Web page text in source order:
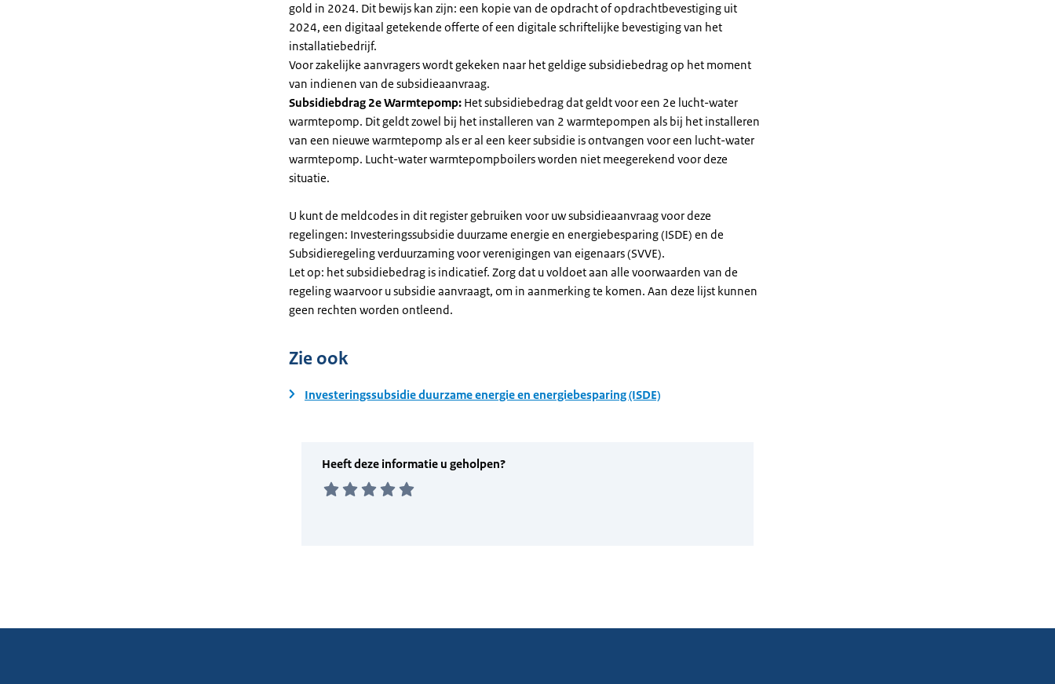
gold in 2024. Dit bewijs kan zijn: een kopie van de opdracht of opdrachtbevestiging uit
2024, een digitaal getekende offerte of een digitale schriftelijke bevestiging van het
installatiebedrijf.
Voor zakelijke aanvragers wordt gekeken naar het geldige subsidiebedrag op het moment
van indienen van de subsidieaanvraag.
Subsidiebdrag 2e Warmtepomp: Het subsidiebedrag dat geldt voor een 2e lucht-water
warmtepomp. Dit geldt zowel bij het installeren van 2 warmtepompen als bij het installeren
van een nieuwe warmtepomp als er al een keer subsidie is ontvangen voor een lucht-water
warmtepomp. Lucht-water warmtepompboilers worden niet meegerekend voor deze
situatie.
U kunt de meldcodes in dit register gebruiken voor uw subsidieaanvraag voor deze
regelingen: Investeringssubsidie duurzame energie en energiebesparing (ISDE) en de
Subsidieregeling verduurzaming voor verenigingen van eigenaars (SVVE).
Let op: het subsidiebedrag is indicatief. Zorg dat u voldoet aan alle voorwaarden van de
regeling waarvoor u subsidie aanvraagt, om in aanmerking te komen. Aan deze lijst kunnen
geen rechten worden ontleend.
Zie ook
Investeringssubsidie duurzame energie en energiebesparing (ISDE)